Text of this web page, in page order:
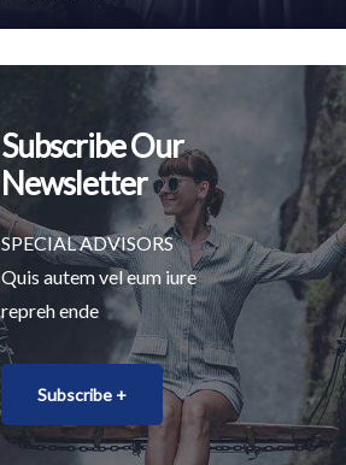
Subscribe Our
Newsletter
SPECIAL ADVISORS
Quis autem vel eum iure
repreh ende
Subscribe +